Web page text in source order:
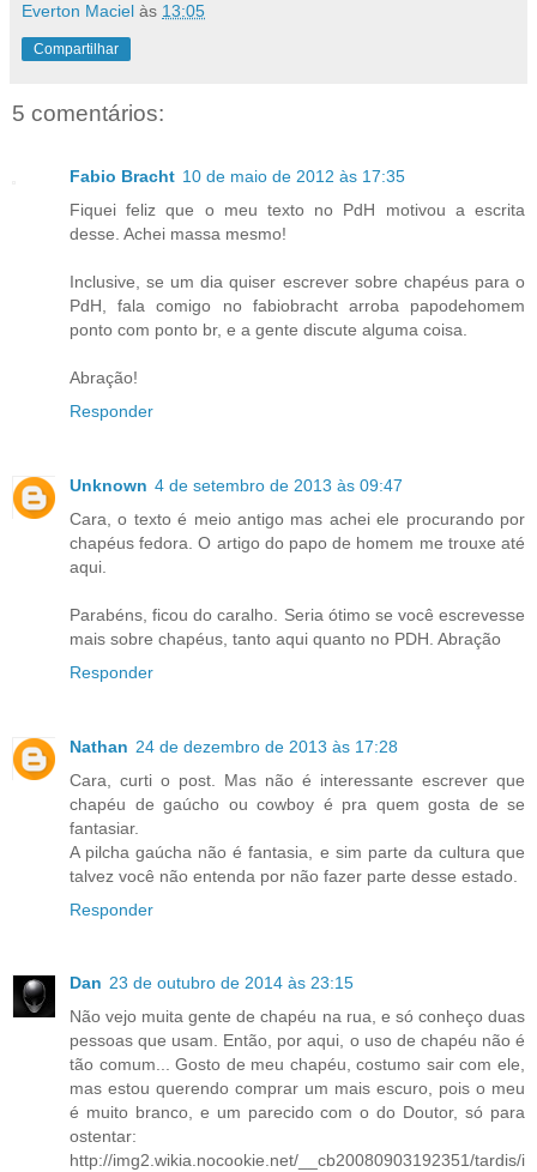
Everton Maciel às 13:05
Compartilhar
5 comentários:
Fabio Bracht 10 de maio de 2012 às 17:35
Fiquei feliz que o meu texto no PdH motivou a escrita
desse. Achei massa mesmo!
Inclusive, se um dia quiser escrever sobre chapéus para o
PdH, fala comigo no fabiobracht arroba papodehomem
ponto com ponto br, e a gente discute alguma coisa.
Abração!
Responder
Unknown 4 de setembro de 2013 às 09:47
Cara, o texto é meio antigo mas achei ele procurando por
chapéus fedora. O artigo do papo de homem me trouxe até
aqui.
Parabéns, ficou do caralho. Seria ótimo se você escrevesse
mais sobre chapéus, tanto aqui quanto no PDH. Abração
Responder
Nathan 24 de dezembro de 2013 às 17:28
Cara, curti o post. Mas não é interessante escrever que
chapéu de gaúcho ou cowboy é pra quem gosta de se
fantasiar.
A pilcha gaúcha não é fantasia, e sim parte da cultura que
talvez você não entenda por não fazer parte desse estado.
Responder
Dan 23 de outubro de 2014 às 23:15
Não vejo muita gente de chapéu na rua, e só conheço duas
pessoas que usam. Então, por aqui, o uso de chapéu não é
tão comum... Gosto de meu chapéu, costumo sair com ele,
mas estou querendo comprar um mais escuro, pois o meu
é muito branco, e um parecido com o do Doutor, só para
ostentar:
http://img2.wikia.nocookie.net/__cb20080903192351/tardis/i